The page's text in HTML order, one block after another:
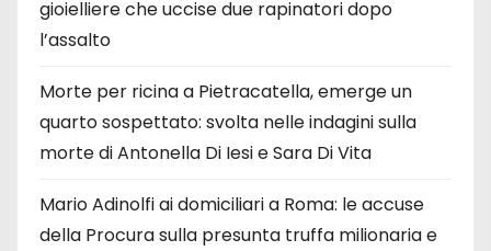
gioielliere che uccise due rapinatori dopo
l’assalto
Morte per ricina a Pietracatella, emerge un
quarto sospettato: svolta nelle indagini sulla
morte di Antonella Di Iesi e Sara Di Vita
Mario Adinolfi ai domiciliari a Roma: le accuse
della Procura sulla presunta truffa milionaria e